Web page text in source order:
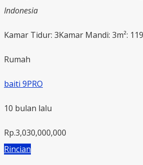
Indonesia
Kamar Tidur: 3Kamar Mandi: 3m²: 119
Rumah
baiti 9PRO
10 bulan lalu
Rp.3,030,000,000
Rincian